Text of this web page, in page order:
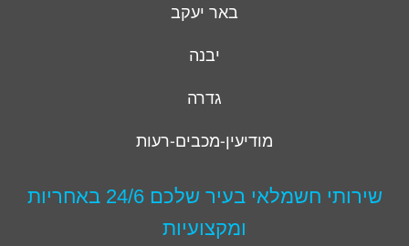
באר יעקב
יבנה
גדרה
מודיעין-מכבים-רעות
שירותי חשמלאי בעיר שלכם 24/6 באחריות
ומקצועיות